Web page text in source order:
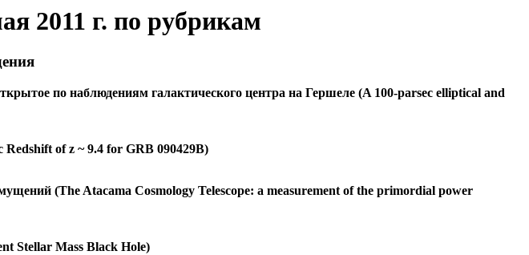
2011 г. по рубрикам
по наблюдениям галактического центра на Гершеле (A 100-parsec elliptical and
of z ~ 9.4 for GRB 090429B)
(The Atacama Cosmology Telescope: a measurement of the primordial power
Stellar Mass Black Hole)